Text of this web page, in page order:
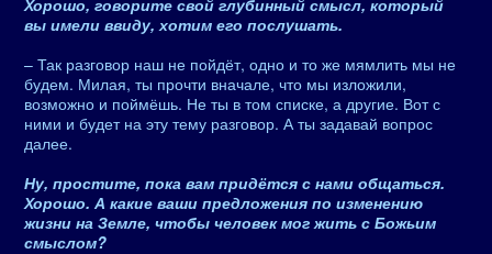
Хорошо, говорите свой глубинный смысл, который
вы имели ввиду, хотим его послушать.
– Так разговор наш не пойдёт, одно и то же мямлить мы не
будем. Милая, ты прочти вначале, что мы изложили,
возможно и поймёшь. Не ты в том списке, а другие. Вот с
ними и будет на эту тему разговор. А ты задавай вопрос
далее.
Ну, простите, пока вам придётся с нами общаться.
Хорошо. А какие ваши предложения по изменению
жизни на Земле, чтобы человек мог жить с Божьим
смыслом?